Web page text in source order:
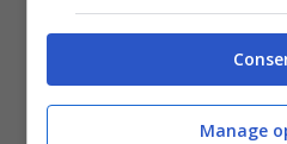
Gaeta / Casa di
veleni tra dirigenti e
politica da inviare
Manage